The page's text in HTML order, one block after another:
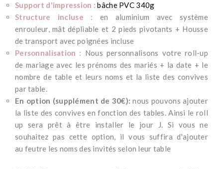
Support d'impression : bâche PVC 340g
Structure incluse :
en aluminium avec système
enrouleur, mât dépliable et 2 pieds pivotants + Housse
de transport avec poignées incluse
Personnalisation : Nous personnalisons votre roll-up
de mariage avec les prénoms des mariés + la date + le
nombre de table et leurs noms et la liste des convives
par table.
En option (supplément de 30€): nous pouvons ajouter
la liste des convives en fonction des tables. Ainsi le roll
up sera prêt à être installer le jour J. Si vous ne
souhaitez pas cette option, il vous suffira d'ajouter
au feutre les noms des invités selon leur table